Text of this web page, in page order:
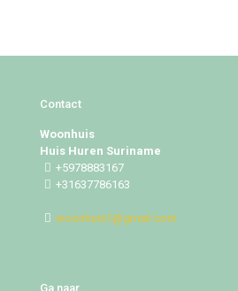
Contact
Woonhuis
Huis Huren Suriname
+5978883167
+31637786163
woonhuis1@gmail.com
Ga naar…